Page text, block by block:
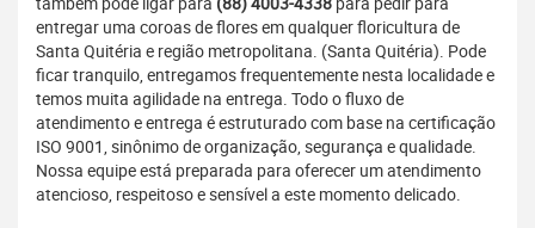
entregar uma coroas de flores em qualquer floricultura de
Santa Quitéria e região metropolitana. (Santa Quitéria). Pode
ficar tranquilo, entregamos frequentemente nesta localidade e
temos muita agilidade na entrega. Todo o fluxo de
atendimento e entrega é estruturado com base na certificação
ISO 9001, sinônimo de organização, segurança e qualidade.
Nossa equipe está preparada para oferecer um atendimento
atencioso, respeitoso e sensível a este momento delicado.